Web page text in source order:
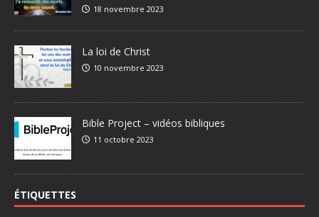
18 novembre 2023
La loi de Christ
10 novembre 2023
Bible Project – vidéos bibliques
11 octobre 2023
ÉTIQUETTES